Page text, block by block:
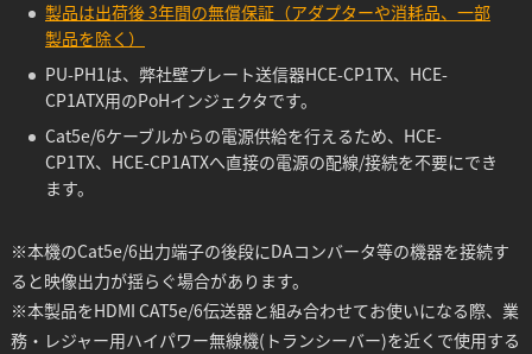
製品は出荷後 3年間の無償保証（アダプターや消耗品、一部
製品を除く）
PU-PH1は、弊社壁プレート送信器HCE-CP1TX、HCE-
CP1ATX用のPoHインジェクタです。
Cat5e/6ケーブルからの電源供給を行えるため、HCE-
CP1TX、HCE-CP1ATXへ直接の電源の配線/接続を不要にでき
ます。
※本機のCat5e/6出力端子の後段にDAコンバータ等の機器を接続す
ると映像出力が揺らぐ場合があります。
※本製品をHDMI CAT5e/6伝送器と組み合わせてお使いになる際、業
務・レジャー用ハイパワー無線機(トランシーバー)を近くで使用する